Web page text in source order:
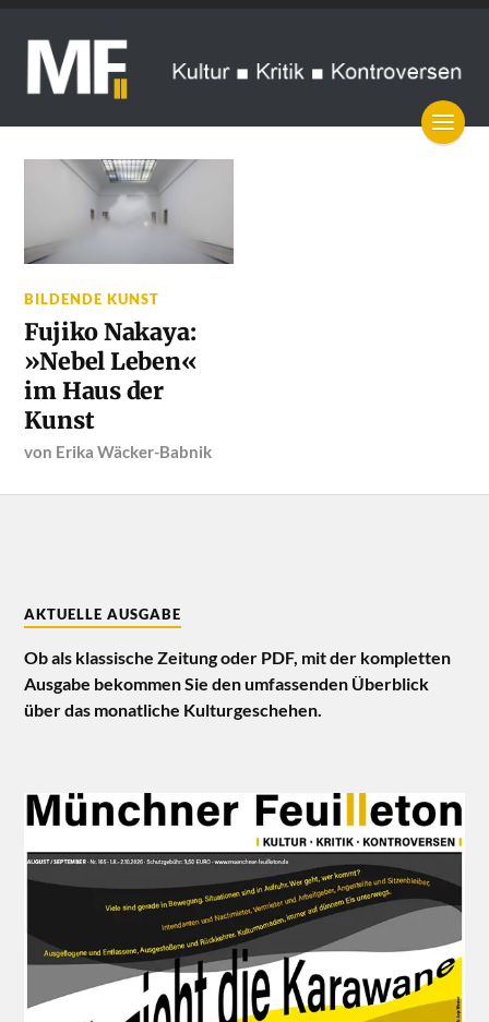
BILDENDE KUNST
Fujiko Nakaya:
»Nebel Leben«
im Haus der
Kunst
von Erika Wäcker-Babnik
AKTUELLE AUSGABE
Ob als klassische Zeitung oder PDF, mit der kompletten
Ausgabe bekommen Sie den umfassenden Überblick
über das monatliche Kulturgeschehen.